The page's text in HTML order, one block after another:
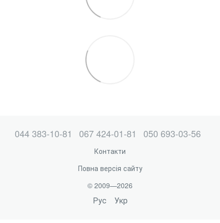
044 383-10-81 067 424-01-81 050 693-03-56
Контакти
Повна версія сайту
© 2009—2026
Рус Укр